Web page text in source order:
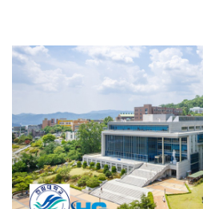
kiên học tập tốt nhất dành
vực: Khoa học xã hội, Khoa
Nano, Kinh doanh, Nghệ